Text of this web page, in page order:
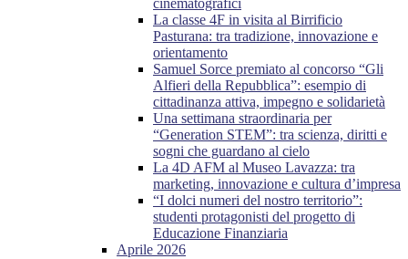
cinematografici
La classe 4F in visita al Birrificio
Pasturana: tra tradizione, innovazione e
orientamento
Samuel Sorce premiato al concorso “Gli
Alfieri della Repubblica”: esempio di
cittadinanza attiva, impegno e solidarietà
Una settimana straordinaria per
“Generation STEM”: tra scienza, diritti e
sogni che guardano al cielo
La 4D AFM al Museo Lavazza: tra
marketing, innovazione e cultura d’impresa
“I dolci numeri del nostro territorio”:
studenti protagonisti del progetto di
Educazione Finanziaria
Aprile 2026